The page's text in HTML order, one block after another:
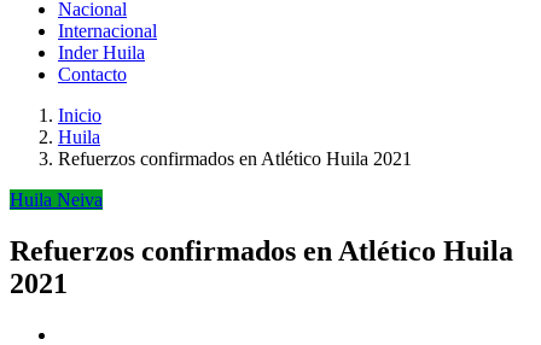
Nacional
Internacional
Inder Huila
Contacto
Inicio
Huila
Refuerzos confirmados en Atlético Huila 2021
Huila Neiva
Refuerzos confirmados en Atlético Huila
2021